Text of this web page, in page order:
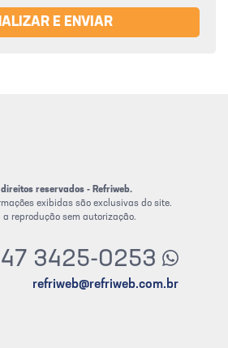
E ENVIAR
direitos reservados - Refriweb.
exibidas são exclusivas do site.
a reprodução sem autorização.
3425-0253
refriweb@refriweb.com.br